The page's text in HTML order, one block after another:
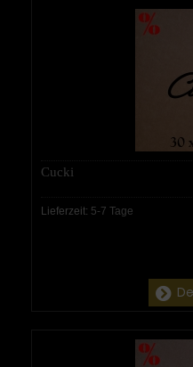
Cucki
Lieferzeit: 5-7 Tage